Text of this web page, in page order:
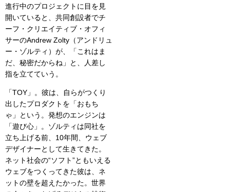
進行中のプロジェクトに目を見
開いていると、共同創設者でチ
ーフ・クリエイティブ・オフィ
サーのAndrew Zolty（アンドリュ
ー・ゾルティ）が、「これはま
だ、秘密だからね」と、人差し
指を立てていう。
「TOY」。彼は、自らがつくり
出したプロダクトを「おもち
ゃ」という。発想のエンジンは
「遊び心」。ゾルティは同社を
立ち上げる前、10年間、ウェブ
デザイナーとして生きてきた。
ネット社会の“ソフト”ともいえる
ウェブをつくってきた彼は、ネ
ットの壁を超えたかった。世界